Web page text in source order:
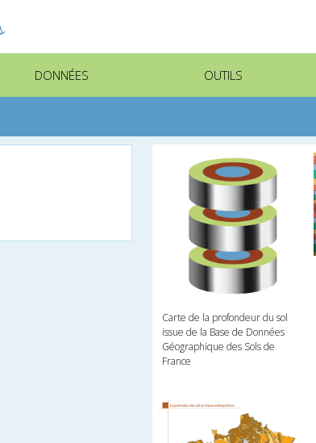
DONNÉES OUTILS
Carte de la profondeur du sol
issue de la Base de Données
Géographique des Sols de
France